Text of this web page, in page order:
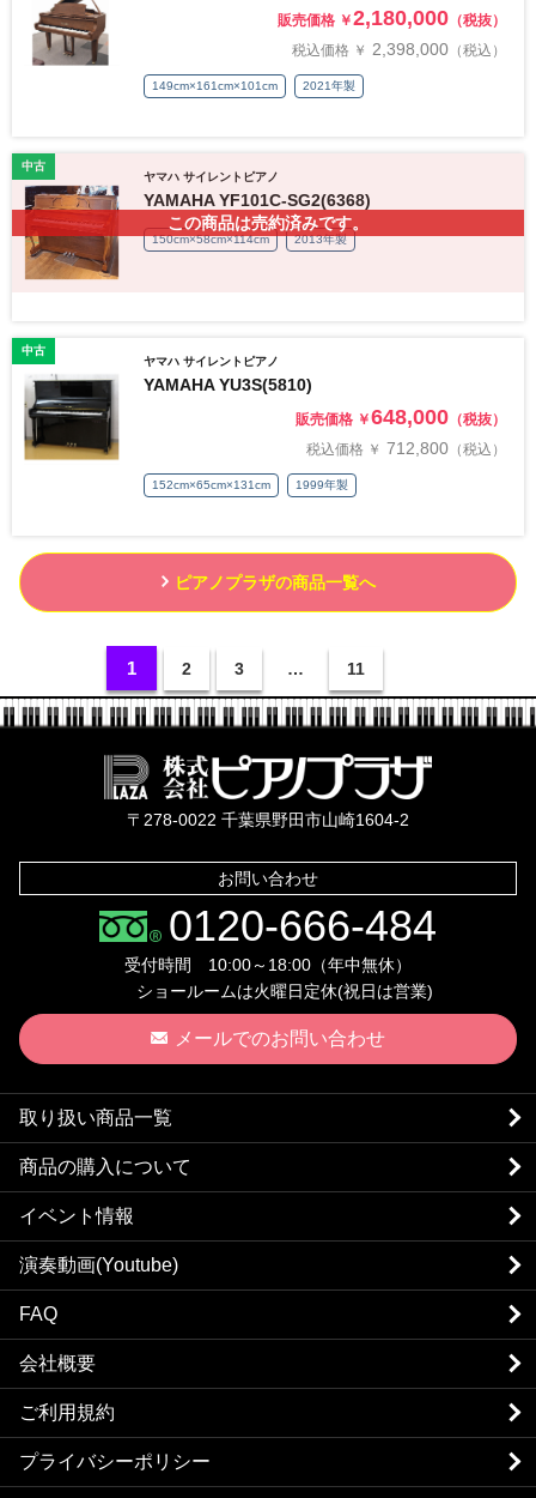
販売価格 ￥2,180,000 （税抜）
税込価格 ￥ 2,398,000 （税込）
149cm×161cm×101cm 2021年製
この商品は売約済みです。
中古
ヤマハ サイレントピアノ
YAMAHA YF101C-SG2(6368)
150cm×58cm×114cm 2013年製
中古
ヤマハ サイレントピアノ
YAMAHA YU3S(5810)
販売価格 ￥648,000 （税抜）
税込価格 ￥ 712,800 （税込）
152cm×65cm×131cm 1999年製
ピアノプラザの商品一覧へ
1 2 3 … 11
〒278-0022 千葉県野田市山崎1604-2
お問い合わせ
0120-666-484
受付時間 10:00～18:00（年中無休）
ショールームは火曜日定休(祝日は営業)
メールでのお問い合わせ
取り扱い商品一覧
商品の購入について
イベント情報
演奏動画(Youtube)
FAQ
会社概要
ご利用規約
プライバシーポリシー